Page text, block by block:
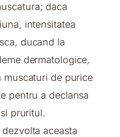
daca
intensitatea
ducand la
dermatologice,
muscaturi de purice
pentru a declansa
pruritul.
aceasta